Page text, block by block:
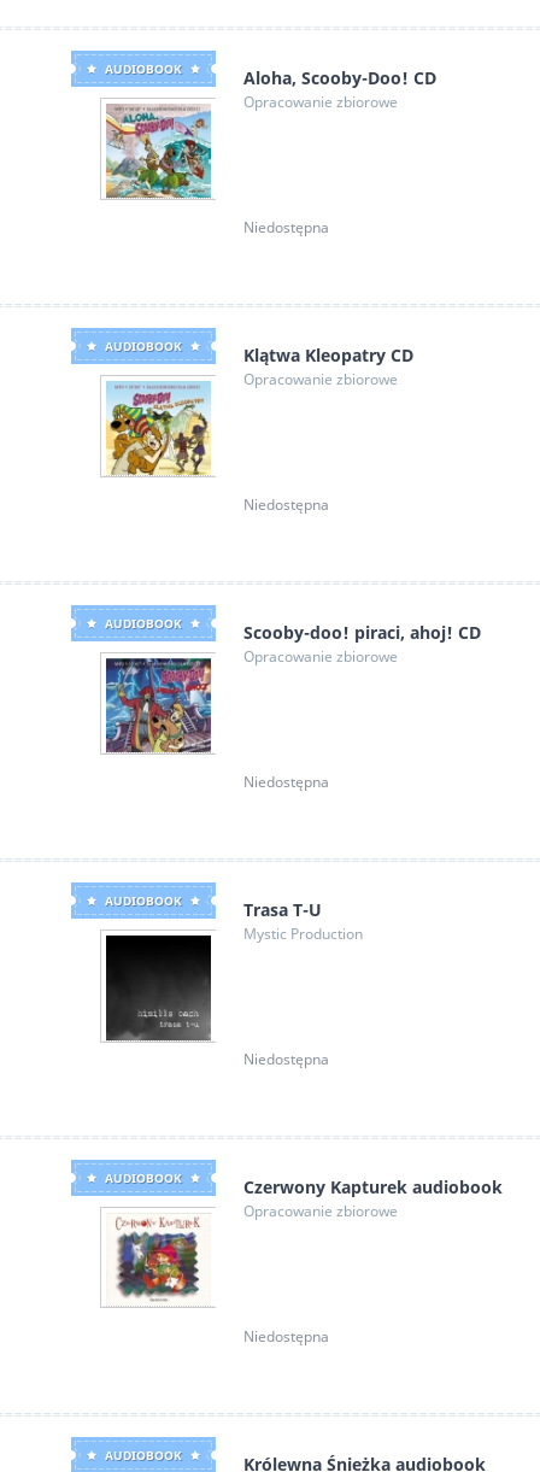
AUDIOBOOK Aloha, Scooby-Doo! CD
Opracowanie zbiorowe
Niedostępna
AUDIOBOOK Klątwa Kleopatry CD
Opracowanie zbiorowe
Niedostępna
AUDIOBOOK Scooby-doo! piraci, ahoj! CD
Opracowanie zbiorowe
Niedostępna
AUDIOBOOK Trasa T-U
Mystic Production
Niedostępna
AUDIOBOOK Czerwony Kapturek audiobook
Opracowanie zbiorowe
Niedostępna
AUDIOBOOK Królewna Śnieżka audiobook